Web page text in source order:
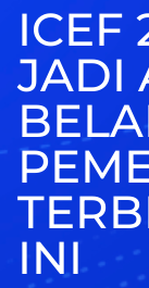
ICEF
JADI
INI